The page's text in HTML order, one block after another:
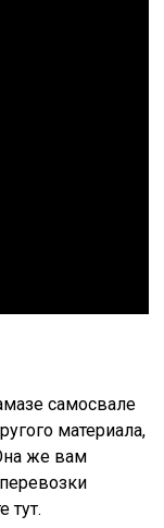
самосвале
материала,
же вам
тут.